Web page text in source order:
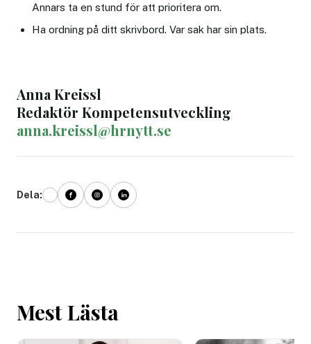
Annars ta en stund för att prioritera om.
Ha ordning på ditt skrivbord. Var sak har sin plats.
Anna Kreissl
Redaktör Kompetensutveckling
anna.kreissl@hrnytt.se
Dela:
Mest Lästa